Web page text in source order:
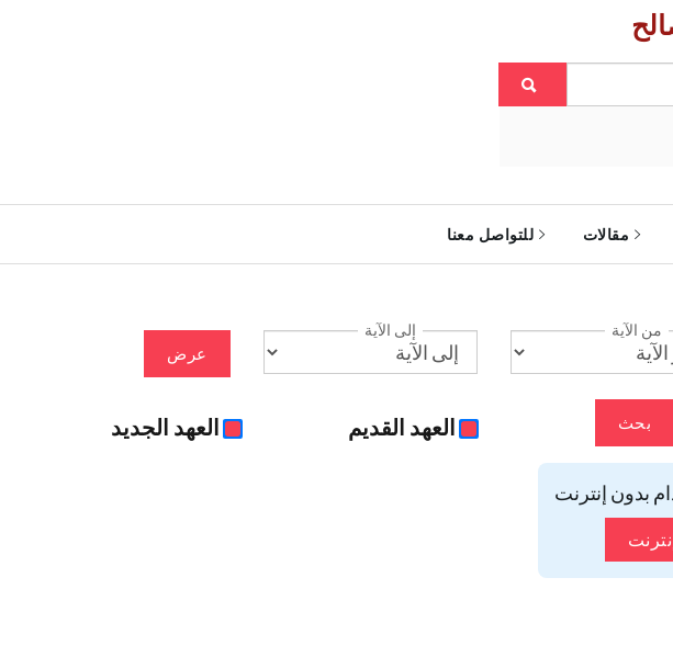
مقالات للتواصل معنا
من الآية إلى الآية
عرض
بحث العهد القديم العهد الجديد
بدون إنترنت